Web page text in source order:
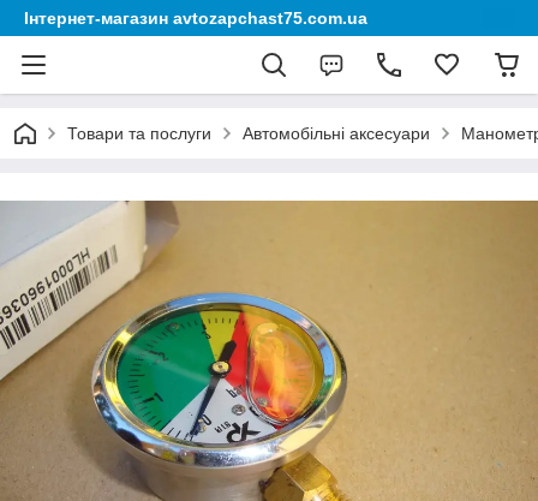
Інтернет-магазин avtozapchast75.com.ua
Товари та послуги Автомобільні аксесуари